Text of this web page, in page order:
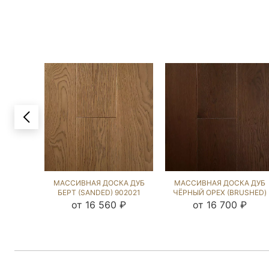
МАССИВНАЯ ДОСКА ДУБ
БЕРТ (SANDED) 902021
от 16 560 ₽
МАССИВНАЯ ДОСКА ДУБ
ЧЁРНЫЙ ОРЕХ (BRUSHED)
902185
от 16 700 ₽